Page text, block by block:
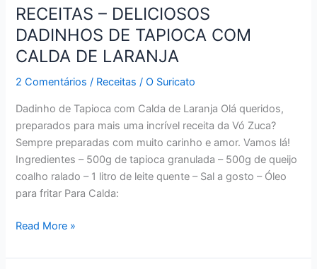
RECEITAS – DELICIOSOS
DADINHOS DE TAPIOCA COM
CALDA DE LARANJA
2 Comentários / Receitas /O Suricato
Dadinho de Tapioca com Calda de Laranja Olá queridos,
preparados para mais uma incrível receita da Vó Zuca?
Sempre preparadas com muito carinho e amor. Vamos lá!
Ingredientes – 500g de tapioca granulada – 500g de queijo
coalho ralado – 1 litro de leite quente – Sal a gosto – Óleo
para fritar Para Calda:
RECEITAS
DELICIOSOS
Read More »